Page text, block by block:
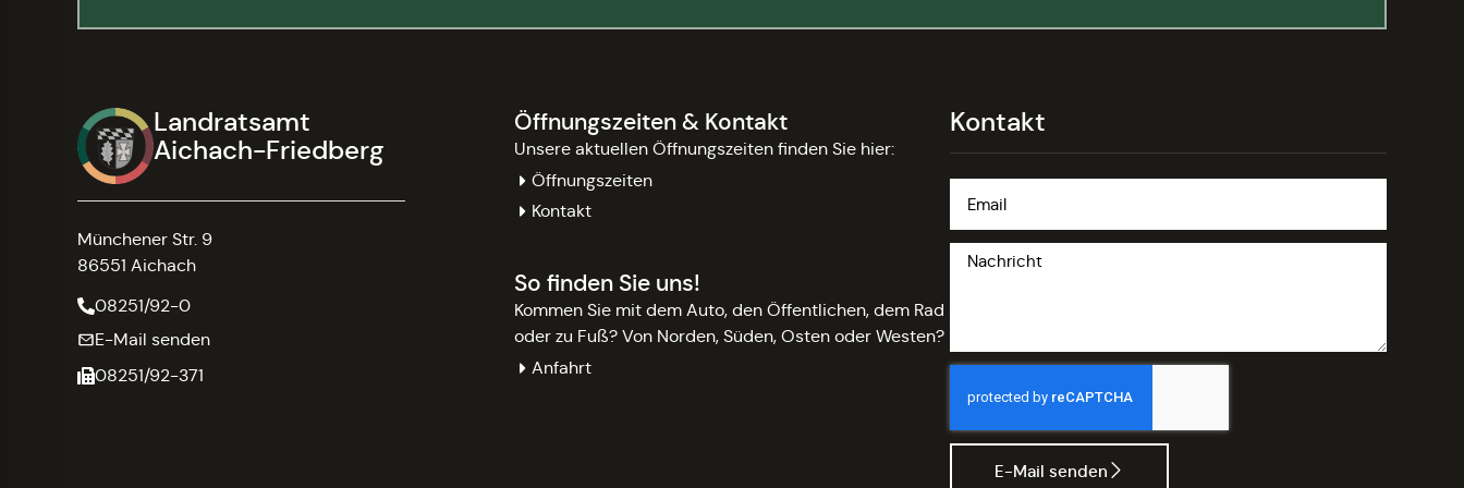
Landratsamt
Aichach-Friedberg
Münchener Str. 9
86551 Aichach
08251/92-0
E-Mail senden
08251/92-371
Öffnungszeiten & Kontakt
Unsere aktuellen Öffnungszeiten finden Sie hier:
Öffnungszeiten
Kontakt
So finden Sie uns!
Kommen Sie mit dem Auto, den Öffentlichen, dem Rad
oder zu Fuß? Von Norden, Süden, Osten oder Westen?
Anfahrt
Kontakt
E-Mail senden